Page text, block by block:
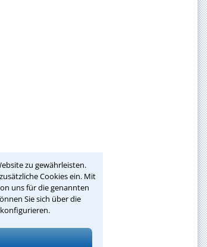
zu gewährleisten.
Cookies ein. Mit
uns für die genannten
Sie sich über die